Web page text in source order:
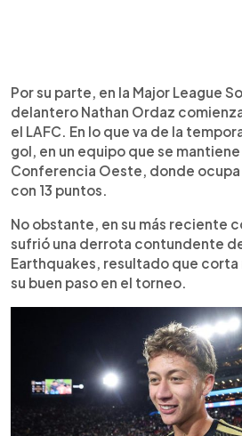
Por su parte, en la Major League
delantero Nathan Ordaz
el LAFC. En lo que va de la
gol, en un equipo que se
Conferencia Oeste, donde
con 13 puntos.
No obstante, en su más reciente
sufrió una derrota contundente
Earthquakes, resultado que
su buen paso en el torneo.